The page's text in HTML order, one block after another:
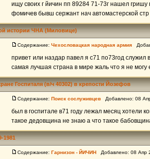
ищу своих г йичин пп 89284 71-73г нашел гришу
фомичев бывш сержант нач автомастерской
истории ЧНА (Миловице)
Содержание: Чехословацкая народная армия
привет или наздар павел я с71 по73год служил
самая лучшая страна в мире жаль что я не могу
Госпиталя (в/ч 40302) в крепости Йозефов
Содержание: Поиск сослуживцев Добавлено: 08
был в госпитале в71 году лежал месяц хотели
такое дедовщина не знаю а что такое
1981
Содержание: Гарнизон - ЙИЧИН Добавлено: 08